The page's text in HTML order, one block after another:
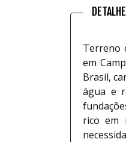
Terreno
em
Brasil,
água e
rico em